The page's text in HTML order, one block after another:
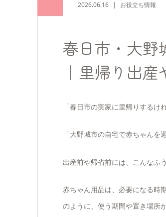
2026.06.16 お役立ち情報
春日市・大野
｜里帰り出
「春日市の実家に里帰りするけ
「大野城市の自宅で赤ちゃんを
出産前や帰省前には、こんなふ
赤ちゃん用品は、必要になる時
のように、使う期間や置き場所